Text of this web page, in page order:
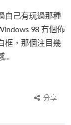
自己有玩過那種
98 有個佈
框，那個注目幾
...
分享